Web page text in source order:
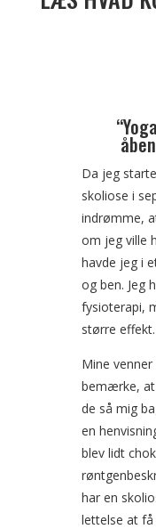
Da jeg
skoliose i
indrømme,
om jeg ville
havde jeg i
og ben. Jeg
fysioterapi,
større effekt.
Mine
bemærke,
de så mig
en
blev lidt
har en
lettelse at